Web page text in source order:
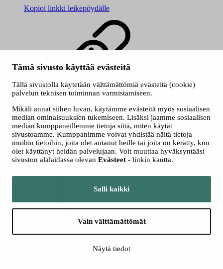
Tämä sivusto käyttää evästeitä
Tällä sivustolla käytetään välttämättömiä evästeitä (cookie)
palvelun teknisen toiminnan varmistamiseen.
Mikäli annat siihen luvan, käytämme evästeitä myös sosiaalisen
median ominaisuuksien tukemiseen. Lisäksi jaamme sosiaalisen
median kumppaneillemme tietoja siitä, miten käytät
sivustoamme. Kumppanimme voivat yhdistää näitä tietoja
muihin tietoihin, joita olet antanut heille tai joita on kerätty, kun
olet käyttänyt heidän palvelujaan. Voit muuttaa hyväksyntääsi
sivuston alalaidassa olevan Evästeet - linkin kautta.
Salli kaikki
Vain välttämättömät
Näytä tiedot
Kopioi linkki leikepöydälle
Tampere Filharmonia
Yliopistonkatu 55
33100 Tampere
+358 3 243 4111